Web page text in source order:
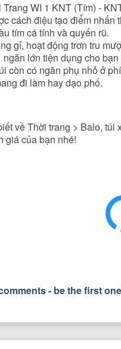
WI 1 KNT (Tím) -
cách điệu tạo điểm nhấn
tím cá tính và quyến rũ.
gỉ, hoạt động trơn tru
ngăn lớn tiện dụng cho
còn có ngăn phụ nhỏ ở
đi làm hay dạo phố.
về Thời trang > Balo,
giá của bạn nhé!
- be the first